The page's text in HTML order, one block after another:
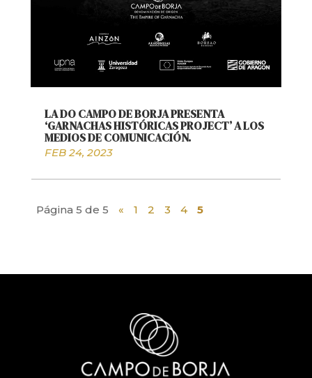
LA DO CAMPO DE BORJA PRESENTA
‘GARNACHAS HISTÓRICAS PROJECT’ A LOS
MEDIOS DE COMUNICACIÓN.
FEB 24, 2023
Página 5 de 5 « 1 2 3 4 5